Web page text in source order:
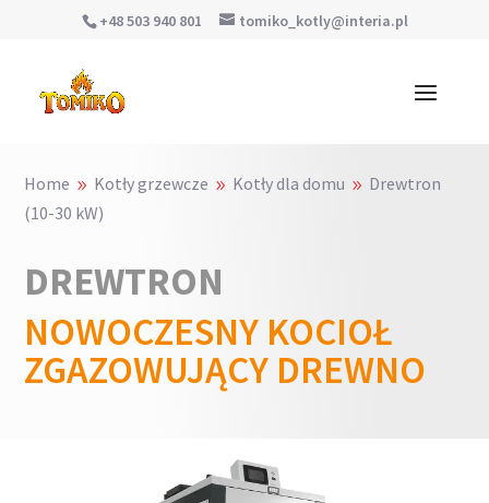
+48 503 940 801 tomiko_kotly@interia.pl
Home 9 Kotły grzewcze 9 Kotły dla domu 9 Drewtron
(10-30 kW)
DREWTRON
NOWOCZESNY KOCIOŁ
ZGAZOWUJĄCY DREWNO